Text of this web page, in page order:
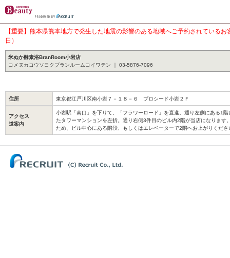
【重要】熊本県熊本地方で発生した地震の影響のある地域へご予約されている
日）
米ぬか酵素浴BranRoom小岩店
コメヌカコウソヨクブランルームコイワテン ｜ 03-5876-7096
住所 東京都江戸川区南小岩７－１８－６ プロシード小岩２Ｆ
アクセス
道案内
小岩駅「南口」を下りて、「フラワーロード」を直進。通り左側にある1
たタワーマンションを左折。通り右側3件目のビル内2階が当店になります
ため、ビル中心にある階段、もしくはエレベーターで2階へお上がりくだ